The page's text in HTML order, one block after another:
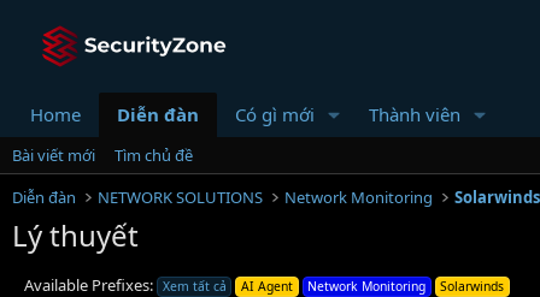
Home Diễn đàn Có gì mới Thành viên
Bài viết mới
Tìm chủ đề
Diễn đàn
NETWORK SOLUTIONS Network Monitoring Solarwinds
Lý thuyết
Available Prefixes: Xem tất cả AI Agent Network Monitoring Solarwinds